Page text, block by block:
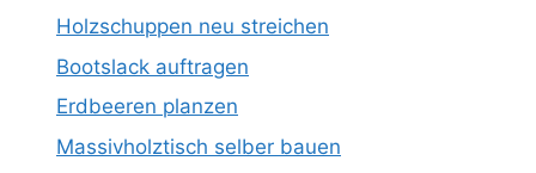
Holzschuppen neu streichen
Bootslack auftragen
Erdbeeren planzen
Massivholztisch selber bauen